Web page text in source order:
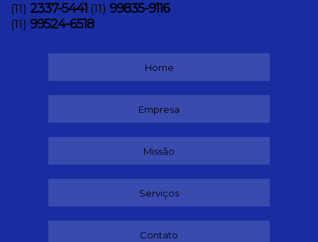
(11) 2337-5441 (11) 99835-9116
(11) 99524-6518
Home
Empresa
Missão
Serviços
Contato